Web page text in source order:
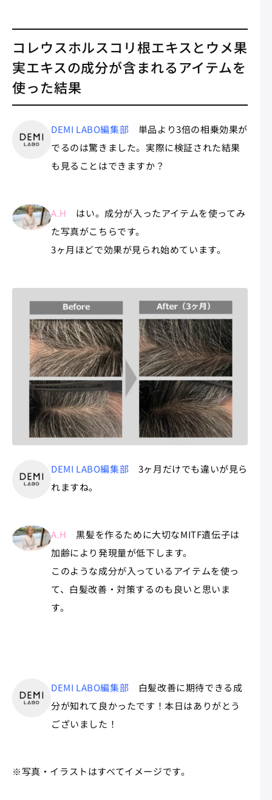
コレウスホルスコリ根エキスとウメ果
実エキスの成分が含まれるアイテムを
使った結果
DEMI LABO編集部 単品より3倍の相乗効果が
でるのは驚きました。実際に検証された結果
も見ることはできますか？
A.H はい。成分が入ったアイテムを使ってみ
た写真がこちらです。
3ヶ月ほどで効果が見られ始めています。
DEMI LABO編集部 3ヶ月だけでも違いが見ら
れますね。
A.H 黒髪を作るために大切なMITF遺伝子は
加齢により発現量が低下します。​
このような成分が入っているアイテムを使っ
て、白髪改善・対策するのも良いと思いま
す。
DEMI LABO編集部 白髪改善に期待できる成
分が知れて良かったです！本日はありがとう
ございました！
※写真・イラストはすべてイメージです。